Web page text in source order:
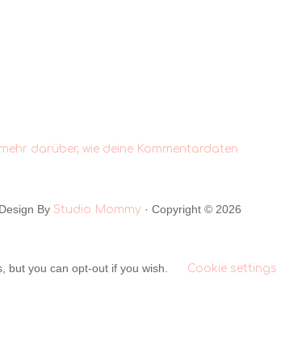
darüber, wie deine Kommentardaten
By Studio Mommy · Copyright © 2026
but you can opt-out if you wish. Cookie settings